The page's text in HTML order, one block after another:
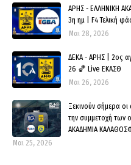
ΑΡΗΣ - ΕΛΛΗΝΙΚΗ
3η ημ | F4 Τελική
Μαι 28, 2026
ΔΕΚΑ - ΑΡΗΣ | 2ος
26 🏀 Live ΕΚΑΣΘ
Μαι 26, 2026
Ξεκινούν σήμερα
την συμμετοχή των
ΑΚΑΔΗΜΙΑ
Μαι 25, 2026